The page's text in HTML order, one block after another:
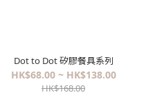
Dot to Dot 矽膠餐具系列
HK$68.00 ~ HK$138.00
HK$168.00